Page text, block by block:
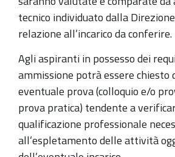
tecnico individuato dalla
relazione all’incarico da conferire.
Agli aspiranti in possesso dei
ammissione potrà essere chiesto
eventuale prova (colloquio e/o
prova pratica) tendente a
qualificazione professionale
all’espletamento delle attività